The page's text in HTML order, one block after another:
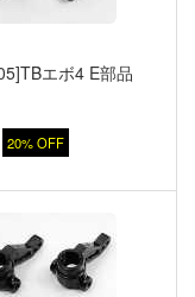
エボ4 E部品
20% OFF